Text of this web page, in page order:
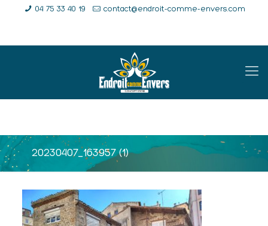
04 75 33 40 19 contact@endroit-comme-envers.com
20230407_163957 (1)